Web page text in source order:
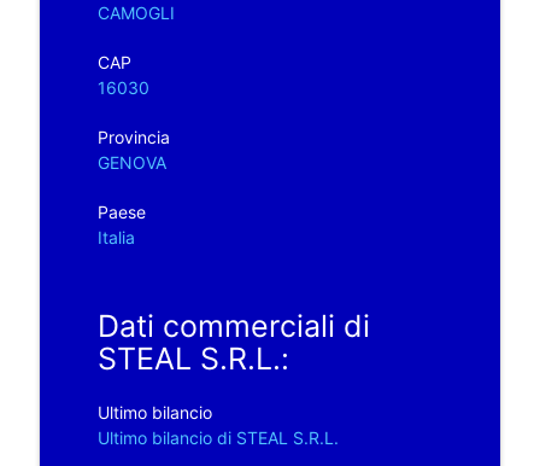
CAMOGLI
CAP
16030
Provincia
GENOVA
Paese
Italia
Dati commerciali di
STEAL S.R.L.:
Ultimo bilancio
Ultimo bilancio di STEAL S.R.L.